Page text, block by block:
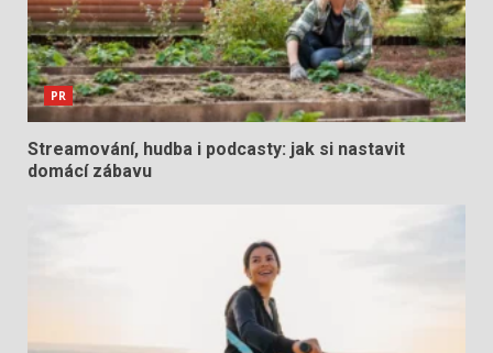
PR
Streamování, hudba i podcasty: jak si nastavit
domácí zábavu